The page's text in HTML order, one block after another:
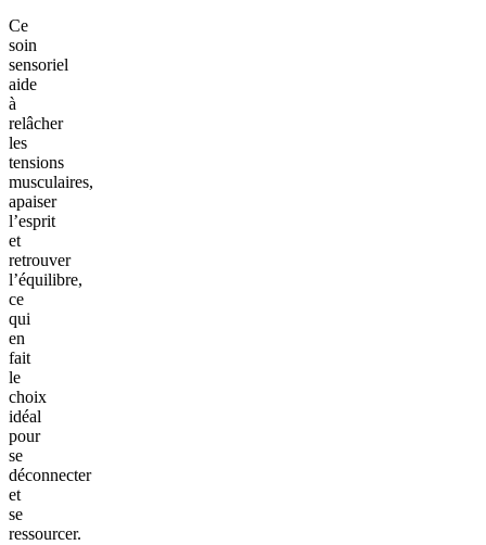
Ce
soin
sensoriel
aide
à
relâcher
les
tensions
musculaires,
apaiser
l’esprit
et
retrouver
l’équilibre,
ce
qui
en
fait
le
choix
idéal
pour
se
déconnecter
et
se
ressourcer.